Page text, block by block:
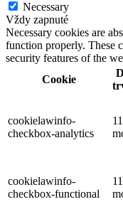
Necessary
Vždy zapnuté
Necessary cookies are
function properly. These
security features of the
Cookie
cookielawinfo-
checkbox-analytics
11
cookielawinfo-
checkbox-functional
11